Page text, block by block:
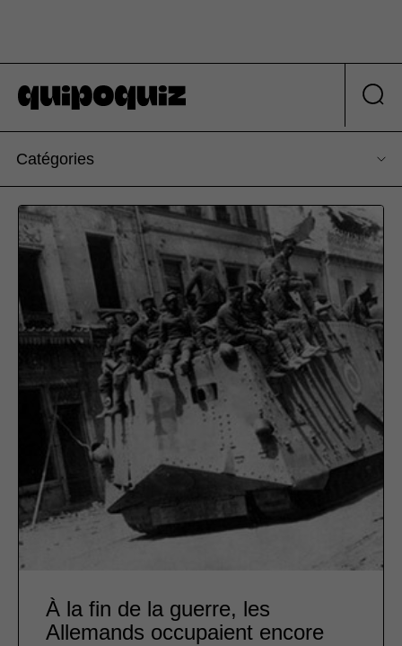
Catégories
À la fin de la guerre, les
Allemands occupaient encore